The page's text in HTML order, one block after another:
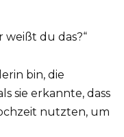
weißt du das?“
bin, die
sie erkannte, dass
nutzten, um